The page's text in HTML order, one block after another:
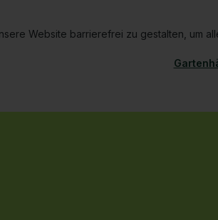
Website barrierefrei zu gestalten, um